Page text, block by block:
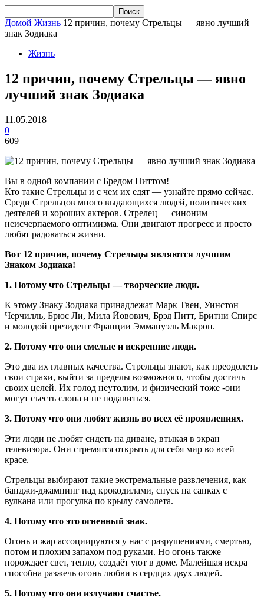
Домой Жизнь 12 причин, почему Стрельцы — явно лучший
знак Зодиака
Жизнь
12 причин, почему Стрельцы — явно
лучший знак Зодиака
11.05.2018
0
609
Вы в одной компании с Бредом Питтом!
Кто такие Стрельцы и с чем их едят — узнайте прямо сейчас.
Среди Стрельцов много выдающихся людей, политических
деятелей и хороших актеров. Стрелец — синоним
неисчерпаемого оптимизма. Они двигают прогресс и просто
любят радоваться жизни.
Вот 12 причин, почему Стрельцы являются лучшим
Знаком Зодиака!
1. Потому что Стрельцы — творческие люди.
К этому Знаку Зодиака принадлежат Марк Твен, Уинстон
Черчилль, Брюс Ли, Мила Йовович, Брэд Питт, Бритни Спирс
и молодой президент Франции Эммануэль Макрон.
2. Потому что они смелые и искренние люди.
Это два их главных качества. Стрельцы знают, как преодолеть
свои страхи, выйти за пределы возможного, чтобы достичь
своих целей. Их голод неутолим, и физический тоже -они
могут съесть слона и не подавиться.
3. Потому что они любят жизнь во всех её проявлениях.
Эти люди не любят сидеть на диване, втыкая в экран
телевизора. Они стремятся открыть для себя мир во всей
красе.
Стрельцы выбирают такие экстремальные развлечения, как
банджи-джампинг над крокодилами, спуск на санках с
вулкана или прогулка по крылу самолета.
4. Потому что это огненный знак.
Огонь и жар ассоциируются у нас с разрушениями, смертью,
потом и плохим запахом под руками. Но огонь также
порождает свет, тепло, создаёт уют в доме. Малейшая искра
способна разжечь огонь любви в сердцах двух людей.
5. Потому что они излучают счастье.